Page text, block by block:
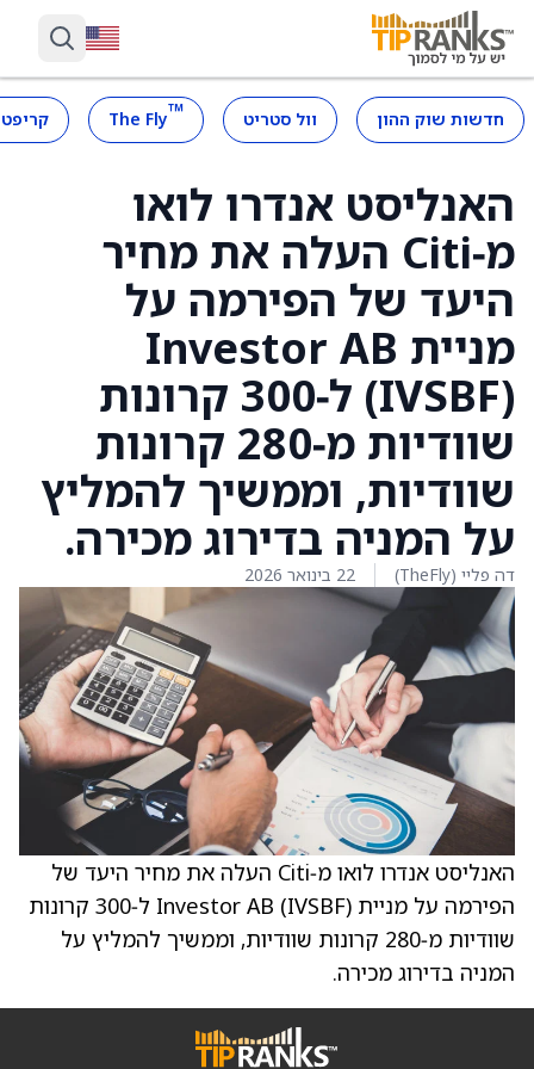
חדשות שוק ההון וול סטריט ™
The Fly
האנליסט אנדרו לואו
מ‑Citi העלה את מחיר
היעד של הפירמה על
מניית Investor AB
(IVSBF) ל‑300 קרונות
שוודיות מ‑280 קרונות
שוודיות, וממשיך להמליץ
על המניה בדירוג מכירה.
דה פליי (TheFly) 22 בינואר 2026
האנליסט אנדרו לואו מ‑Citi העלה את מחיר היעד של
הפירמה על מניית Investor AB (IVSBF) ל‑300 קרונות
שוודיות מ‑280 קרונות שוודיות, וממשיך להמליץ על
המניה בדירוג מכירה.